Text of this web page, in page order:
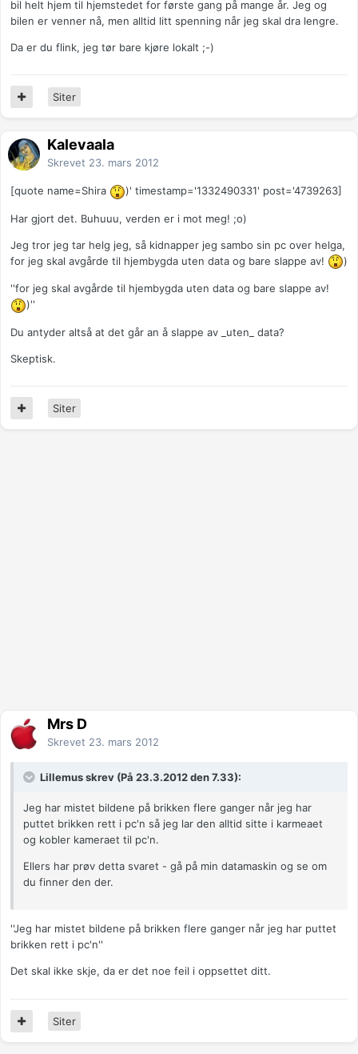
bil helt hjem til hjemstedet for første gang på mange år. Jeg og
bilen er venner nå, men alltid litt spenning når jeg skal dra lengre.
Da er du flink, jeg tør bare kjøre lokalt ;-)
Siter
Kalevaala
Skrevet 23. mars 2012
[quote name=Shira )' timestamp='1332490331' post='4739263]
Har gjort det. Buhuuu, verden er i mot meg! ;o)
Jeg tror jeg tar helg jeg, så kidnapper jeg sambo sin pc over helga,
for jeg skal avgårde til hjembygda uten data og bare slappe av!
)
''for jeg skal avgårde til hjembygda uten data og bare slappe av!
)''
Du antyder altså at det går an å slappe av _uten_ data?
Skeptisk.
Siter
Mrs D
Skrevet 23. mars 2012
Lillemus skrev (På 23.3.2012 den 7.33):
Jeg har mistet bildene på brikken flere ganger når jeg har
puttet brikken rett i pc'n så jeg lar den alltid sitte i karmeaet
og kobler kameraet til pc'n.
Ellers har prøv detta svaret - gå på min datamaskin og se om
du finner den der.
''Jeg har mistet bildene på brikken flere ganger når jeg har puttet
brikken rett i pc'n''
Det skal ikke skje, da er det noe feil i oppsettet ditt.
Siter